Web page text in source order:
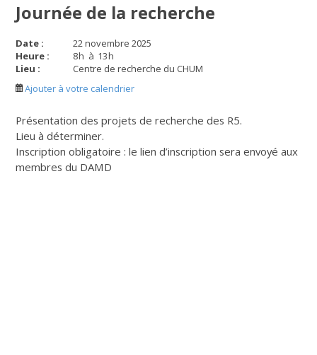
Journée de la recherche
Date :
22 novembre 2025
Heure :
8h à 13h
Lieu :
Centre de recherche du CHUM
Ajouter à votre calendrier
Présentation des projets de recherche des R5.
Lieu à déterminer.
Inscription obligatoire : le lien d’inscription sera envoyé aux
membres du DAMD